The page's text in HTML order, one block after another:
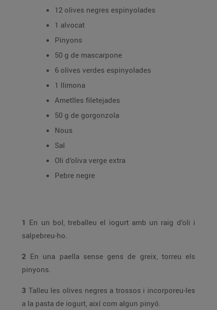
12 olives negres espinyolades
1 alvocat
Pinyons
50 g de mascarpone
6 olives verdes espinyolades
1 llimona
Ametlles filetejades
50 g de gorgonzola
Nous
Sal
Oli d’oliva verge extra
Pebre negre
1 En un bol, treballeu el iogurt amb un raig d’oli i
salpebreu-ho.
2 En una paella sense gens de greix, torreu els
pinyons.
3 Talleu les olives negres a trossos i incorporeu-les
a la pasta de iogurt, així com algun pinyó.